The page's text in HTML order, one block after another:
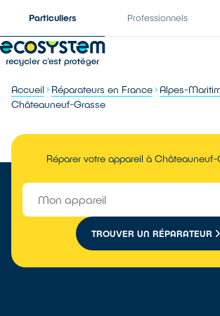
Particuliers Professionnels
Accueil Réparateurs en France
Alpes-
Châteauneuf-Grasse
Réparer votre appareil à Châteauneuf-
TROUVER UN RÉPARATEUR